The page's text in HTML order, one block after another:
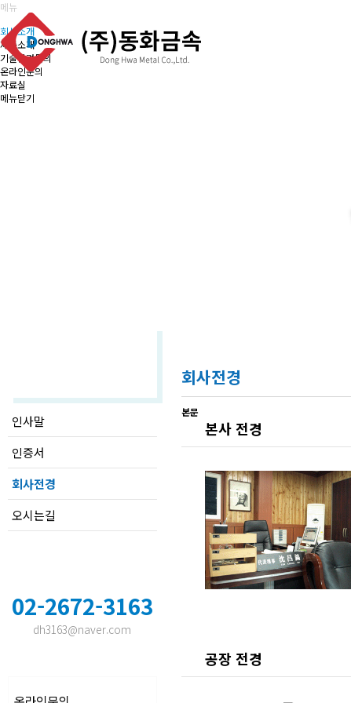
메뉴
회사소개
제품소개
기술관련문의
온라인문의
자료실
메뉴닫기
인사말
인증서
회사전경
오시는길
02-2672-3163
dh3163@naver.com
회사전경
본문
본사 전경
공장 전경